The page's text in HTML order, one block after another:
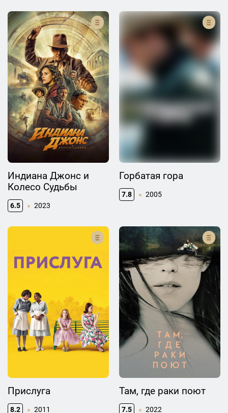
Индиана Джонс и
Колесо Судьбы
6.5 2023
Горбатая гора
7.8 2005
Прислуга
8.2 2011
Там, где раки поют
7.5 2022